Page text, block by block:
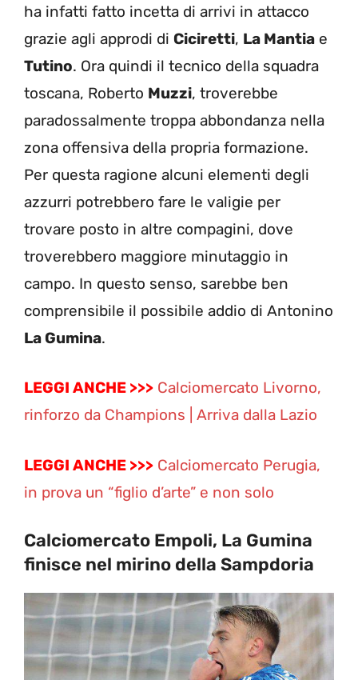
ha infatti fatto incetta di arrivi in attacco
grazie agli approdi di Ciciretti, La Mantia e
Tutino. Ora quindi il tecnico della squadra
toscana, Roberto Muzzi, troverebbe
paradossalmente troppa abbondanza nella
zona offensiva della propria formazione.
Per questa ragione alcuni elementi degli
azzurri potrebbero fare le valigie per
trovare posto in altre compagini, dove
troverebbero maggiore minutaggio in
campo. In questo senso, sarebbe ben
comprensibile il possibile addio di Antonino
La Gumina.
LEGGI ANCHE >>> Calciomercato Livorno,
rinforzo da Champions | Arriva dalla Lazio
LEGGI ANCHE >>> Calciomercato Perugia,
in prova un “figlio d’arte” e non solo
Calciomercato Empoli, La Gumina
finisce nel mirino della Sampdoria